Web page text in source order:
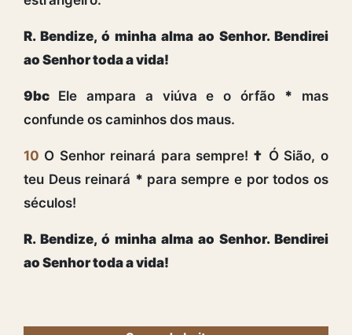
R. Bendize, ó minha alma ao Senhor. Bendirei
ao Senhor toda a vida!
9bc Ele ampara a viúva e o órfão * mas
confunde os caminhos dos maus.
10 O Senhor reinará para sempre! † Ó Sião, o
teu Deus reinará * para sempre e por todos os
séculos!
R. Bendize, ó minha alma ao Senhor. Bendirei
ao Senhor toda a vida!